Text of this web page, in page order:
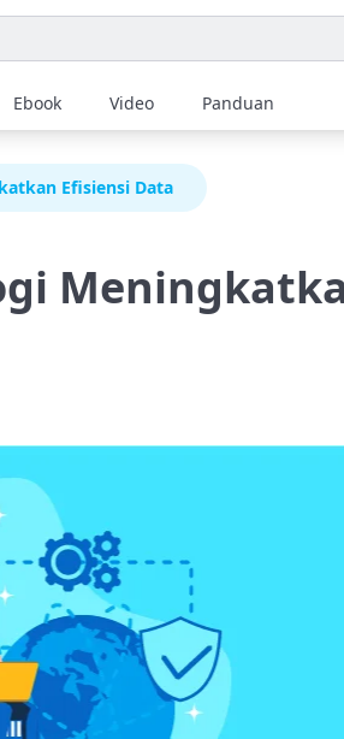
Ebook Video Panduan
Efisiensi Data